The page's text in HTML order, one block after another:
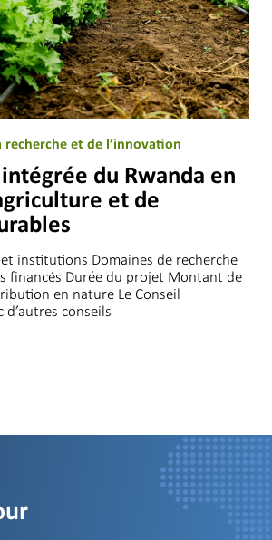
recherche et de l’innovation
intégrée du Rwanda en
et de
institutions Domaines de recherche
financés Durée du projet Montant de
en nature Le Conseil
conseils